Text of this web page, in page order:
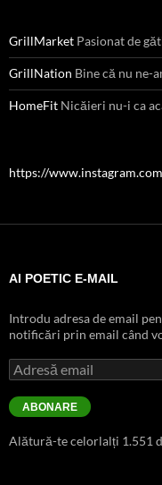
GrillMarket Pasionat de
GrillNation Bine că nu ne-
HomeFit Nicăieri nu-i ca
https://
AI POETIC E-MAIL
Introdu adresa de email
notificări prin email când
Adresă
email
ABONARE
Alătură-te celorlalți 1.551